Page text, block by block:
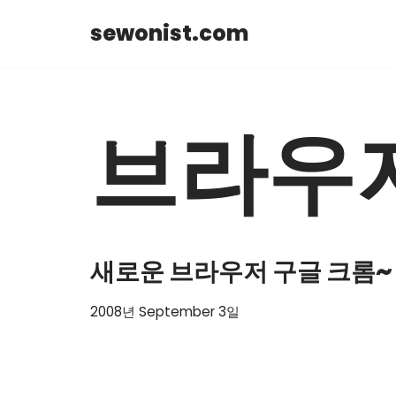
sewonist.com
브라우
새로운 브라우저 구글 크롬~
2008년 September 3일